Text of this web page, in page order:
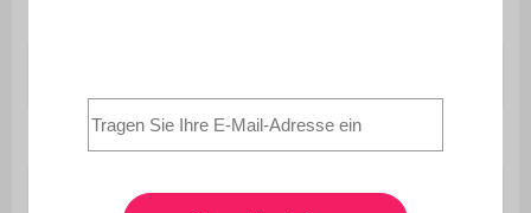
Umkehrbar Nein
Gemustert